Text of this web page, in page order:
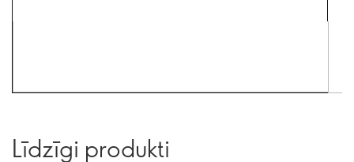
Līdzīgi produkti